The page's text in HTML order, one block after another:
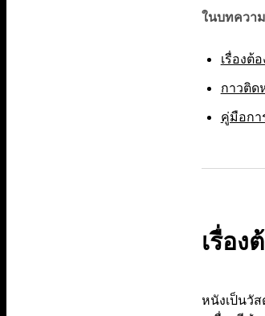
ในบทควา
เรื่องต้
กาวติด
คู่มือกา
เรื่อง
หนังเป็นวั